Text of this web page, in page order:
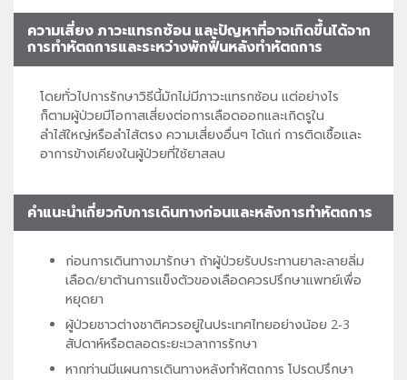
ความเสี่ยง ภาวะแทรกซ้อน และปัญหาที่อาจเกิดขึ้นได้จาก
การทำหัตถการและระหว่างพักฟื้นหลังทำหัตถการ
โดยทั่วไปการรักษาวิธีนี้มักไม่มีภาวะแทรกซ้อน แต่อย่างไร
ก็ตามผู้ป่วยมีโอกาสเสี่ยงต่อการเลือดออกและเกิดรูใน
ลำไส้ใหญ่หรือลำไส้ตรง ความเสี่ยงอื่นๆ ได้แก่ การติดเชื้อและ
อาการข้างเคียงในผู้ป่วยที่ใช้ยาสลบ
คำแนะนำเกี่ยวกับการเดินทางก่อนและหลังการทำหัตถการ
ก่อนการเดินทางมารักษา ถ้าผู้ป่วยรับประทานยาละลายลิ่ม
เลือด/ยาต้านการแข็งตัวของเลือดควรปรึกษาแพทย์เพื่อ
หยุดยา
ผู้ป่วยชาวต่างชาติควรอยู่ในประเทศไทยอย่างน้อย 2-3
สัปดาห์หรือตลอดระยะเวลาการรักษา
หากท่านมีแผนการเดินทางหลังทำหัตถการ โปรดปรึกษา